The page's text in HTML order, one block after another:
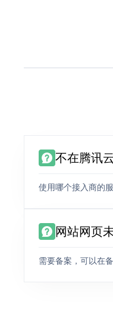
不在腾讯
使用哪个接入商的
网站网页
需要备案，可以在